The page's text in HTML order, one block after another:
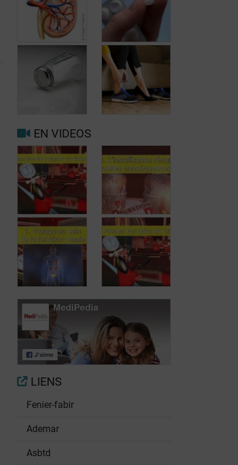
Quelles sont les
principales
Insuffisance
rénale: quels
médicaments
Quel régime en
cas
d’insuffisance
rénale (partie
1)?
Reprendre le
travail avec une
insuffisance
EN VIDEOS
Des premiers
symptômes au
diagnostic
d'insuffisance
Insuffisance
rénale: quelles
Voyage au sein
de la fonction
rénale
Prenez vos
reins en main
LIENS
Fenier-fabir
Ademar
Asbtd